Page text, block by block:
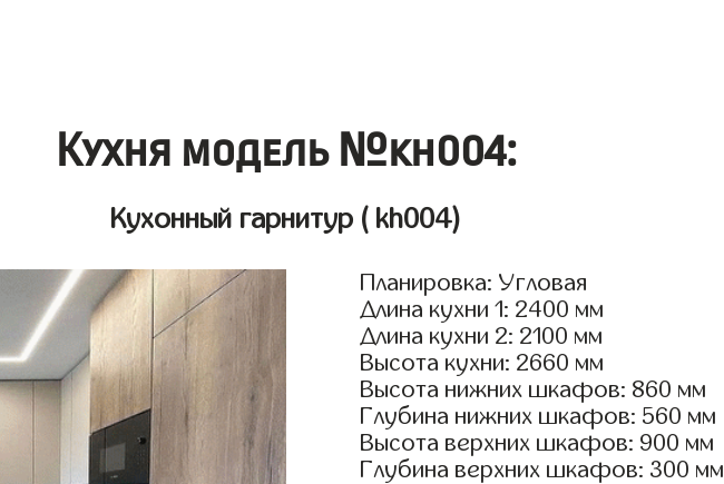
Кухня модель №kh004:
Кухонный гарнитур ( kh004)
Планировка: Угловая
Длина кухни 1: 2400 мм
Длина кухни 2: 2100 мм
Высота кухни: 2660 мм
Высота нижних шкафов: 860 мм
Глубина нижних шкафов: 560 мм
Высота верхних шкафов: 900 мм
Глубина верхних шкафов: 300 мм